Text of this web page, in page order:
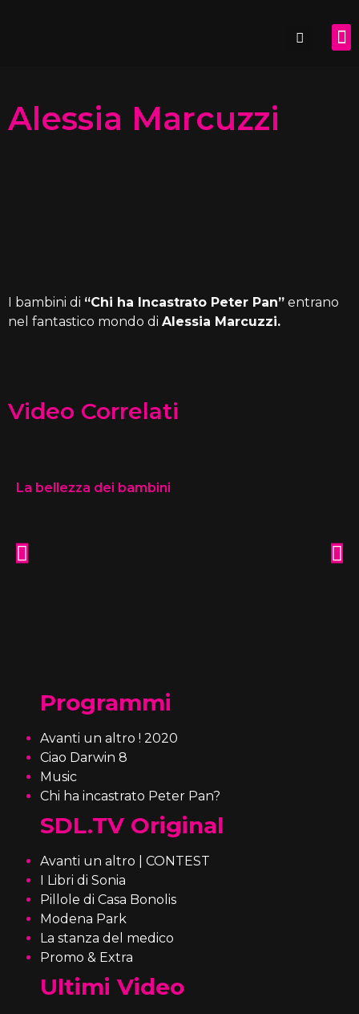
Alessia Marcuzzi
I bambini di “Chi ha Incastrato Peter Pan” entrano
nel fantastico mondo di Alessia Marcuzzi.
Video Correlati
La bellezza dei bambini
Programmi
Avanti un altro ! 2020
Ciao Darwin 8
Music
Chi ha incastrato Peter Pan?
SDL.TV Original
Avanti un altro | CONTEST
I Libri di Sonia
Pillole di Casa Bonolis
Modena Park
La stanza del medico
Promo & Extra
Ultimi Video